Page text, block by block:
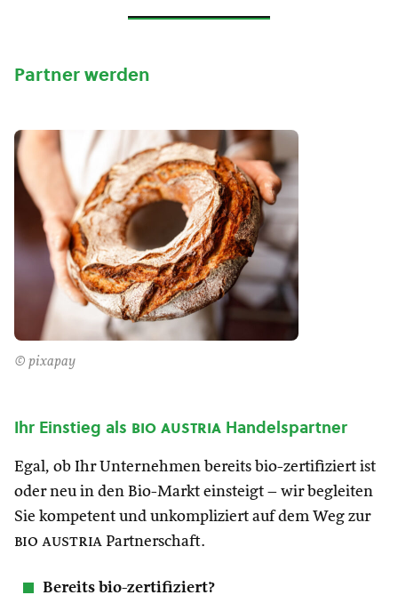
Partner werden
© pixapay
Ihr Einstieg als bio austria Handelspartner
Egal, ob Ihr Unternehmen bereits bio-zertifiziert ist
oder neu in den Bio-Markt einsteigt – wir begleiten
Sie kompetent und unkompliziert auf dem Weg zur
bio austria Partnerschaft.
Bereits bio-zertifiziert?